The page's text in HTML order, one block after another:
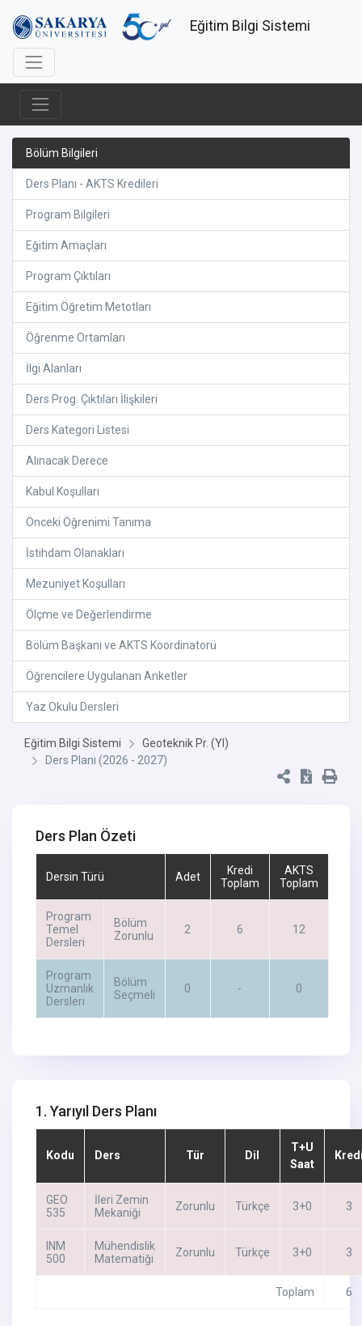
Eğitim Bilgi Sistemi
Bölüm Bilgileri
Ders Planı - AKTS Kredileri
Program Bilgileri
Eğitim Amaçları
Program Çıktıları
Eğitim Öğretim Metotları
Öğrenme Ortamları
İlgi Alanları
Ders Prog. Çıktıları İlişkileri
Ders Kategori Listesi
Alınacak Derece
Kabul Koşulları
Önceki Öğrenimi Tanıma
İstihdam Olanakları
Mezuniyet Koşulları
Ölçme ve Değerlendirme
Bölüm Başkanı ve AKTS Koordinatorü
Öğrencilere Uygulanan Anketler
Yaz Okulu Dersleri
Eğitim Bilgi Sistemi
Geoteknik Pr. (Yl)
Ders Planı (2026 - 2027)
Ders Plan Özeti
Dersin Türü Adet
Kredi
Toplam
AKTS
Toplam
Program
Temel
Dersleri
Bölüm
Zorunlu
2 6 12
Program
Uzmanlık
Dersleri
Bölüm
Seçmeli
0 - 0
1. Yarıyıl Ders Planı
Kodu Ders Tür Dil
T+U
Saat
GEO
535
İleri Zemin
Mekaniği
Zorunlu Türkçe 3+0 3
INM
500
Mühendislik
Matematiği
Zorunlu Türkçe 3+0 3
Toplam 6